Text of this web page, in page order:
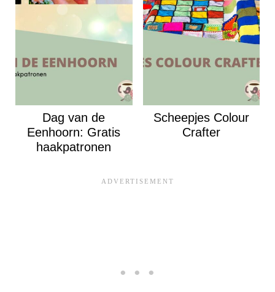
Dag van de
Eenhoorn: Gratis
haakpatronen
Scheepjes Colour
Crafter